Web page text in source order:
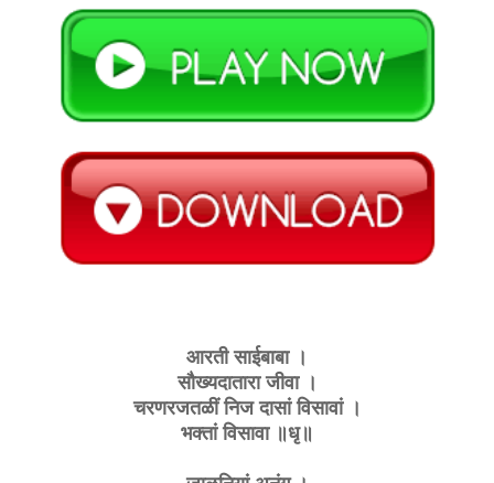
आरती साईबाबा ।
सौख्यदातारा जीवा ।
चरणरजतळीं निज दासां विसावां ।
भक्तां विसावा ॥धृ॥